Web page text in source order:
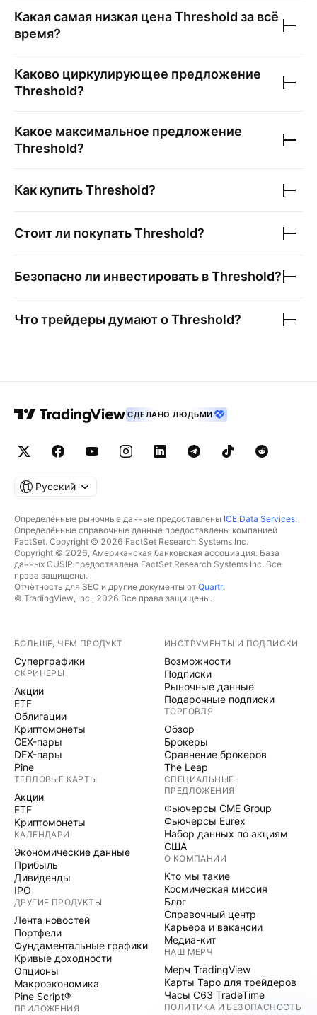
Какая самая низкая ценаThreshold за всё
время?
Каково циркулирующее предложение
Threshold?
Какое максимальное предложение
Threshold?
Как купитьThreshold?
Стоит ли покупатьThreshold?
Безопасно ли инвестировать вThreshold?
Что трейдеры думают оThreshold?
СДЕЛАНО ЛЮДЬМИ
Русский
Определённые рыночные данные предоставлены ICE Data Services.
Определённые справочные данные предоставлены компанией
FactSet. Copyright © 2026 FactSet Research Systems Inc.
Copyright © 2026, Американская банковская ассоциация. База
данных CUSIP предоставлена FactSet Research Systems Inc. Все
права защищены.
Отчётность для SEC и другие документы от Quartr.
© TradingView, Inc., 2026 Все права защищены.
БОЛЬШЕ, ЧЕМ ПРОДУКТ
Суперграфики
СКРИНЕРЫ
Акции
ETF
Облигации
Криптомонеты
CEX-пары
DEX-пары
Pine
ТЕПЛОВЫЕ КАРТЫ
Акции
ETF
Криптомонеты
КАЛЕНДАРИ
Экономические данные
Прибыль
Дивиденды
IPO
ДРУГИЕ ПРОДУКТЫ
Лента новостей
Портфели
Фундаментальные графики
Кривые доходности
Опционы
Макроэкономика
Pine Script®
ПРИЛОЖЕНИЯ
ИНСТРУМЕНТЫ И ПОДПИСКИ
Возможности
Подписки
Рыночные данные
Подарочные подписки
ТОРГОВЛЯ
Обзор
Брокеры
Сравнение брокеров
The Leap
СПЕЦИАЛЬНЫЕ
ПРЕДЛОЖЕНИЯ
Фьючерсы CME Group
Фьючерсы Eurex
Набор данных по акциям
США
О КОМПАНИИ
Кто мы такие
Космическая миссия
Блог
Справочный центр
Карьера и вакансии
Медиа-кит
НАШ МЕРЧ
Мерч TradingView
Карты Таро для трейдеров
Часы C63 TradeTime
ПОЛИТИКА И БЕЗОПАСНОСТЬ